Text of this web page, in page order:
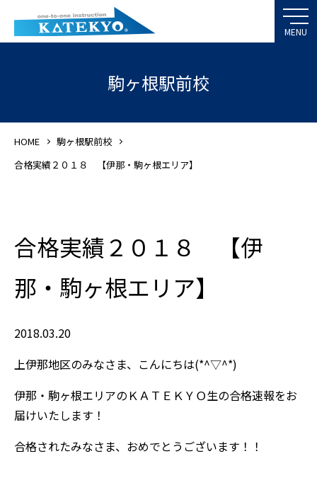
駒ヶ根駅前校
HOME
駒ヶ根駅前校
合格実績２０１８ 【伊那・駒ヶ根エリア】
合格実績２０１８ 【伊
那・駒ヶ根エリア】
2018.03.20
上伊那地区のみなさま、こんにちは(*^▽^*)
伊那・駒ヶ根エリアのＫＡＴＥＫＹＯ生の合格速報をお
届けいたします！
合格されたみなさま、おめでとうございます！！